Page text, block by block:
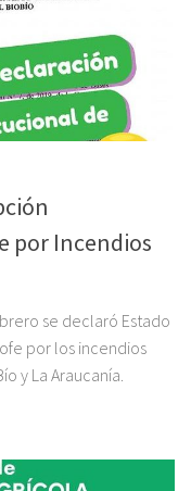
por Incendios
se declaró Estado
por los incendios
y La Araucanía.